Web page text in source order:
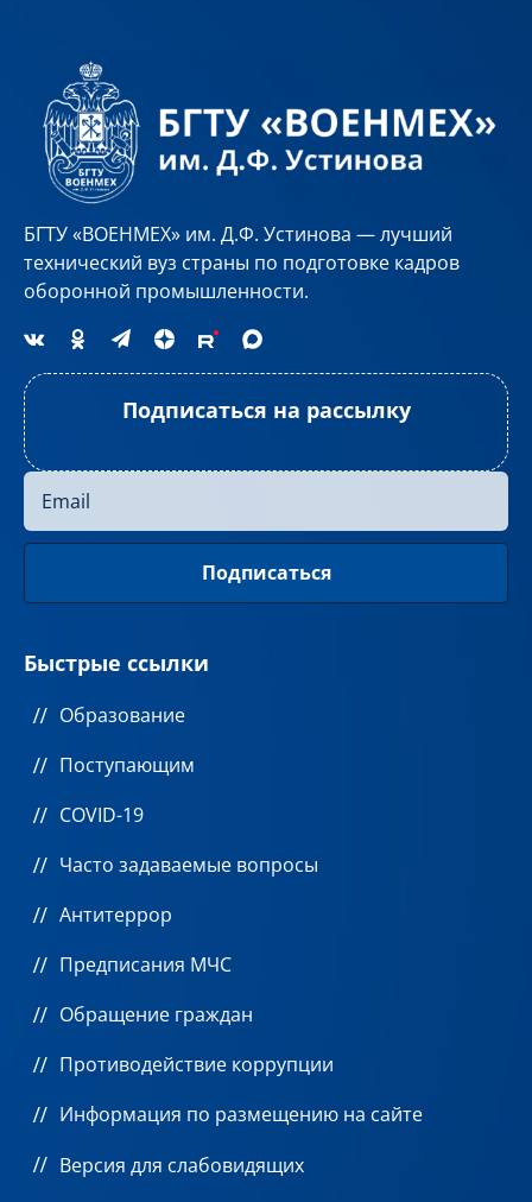
БГТУ «ВОЕНМЕХ» им. Д.Ф. Устинова — лучший
технический вуз страны по подготовке кадров
оборонной промышленности.
Подписаться на рассылку
Быстрые ссылки
Образование
Поступающим
COVID-19
Часто задаваемые вопросы
Антитеррор
Предписания МЧС
Обращение граждан
Противодействие коррупции
Информация по размещению на сайте
Версия для слабовидящих